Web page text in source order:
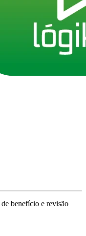
benefício e revisão